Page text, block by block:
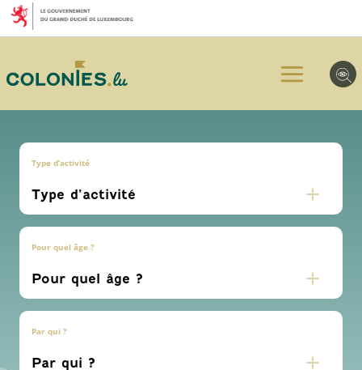
Aller
au
menu
Aller
au
contenu
Aller
au
pied
page
Type d’activité
Pour quel âge ?
Par qui ?